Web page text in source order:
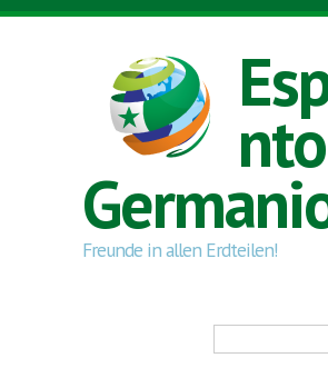
Skip to main content
Freunde in allen Erdteilen!